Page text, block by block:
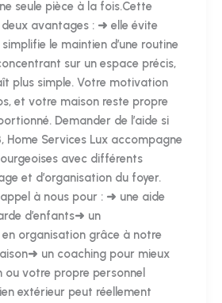
seule pièce à la fois.Cette
avantages : ➜ elle évite
simplifie le maintien d’une routine
sur un espace précis,
plus simple. Votre motivation
et votre maison reste propre
Demander de l’aide si
Home Services Lux accompagne
avec différents
et d’organisation du foyer.
à nous pour : ➜ une aide
d’enfants➜ un
organisation grâce à notre
un coaching pour mieux
ou votre propre personnel
extérieur peut réellement